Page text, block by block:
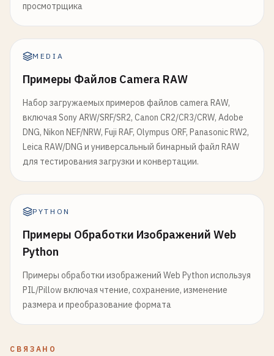
просмотрщика
MEDIA
Примеры Файлов Camera RAW
Набор загружаемых примеров файлов camera RAW,
включая Sony ARW/SRF/SR2, Canon CR2/CR3/CRW, Adobe
DNG, Nikon NEF/NRW, Fuji RAF, Olympus ORF, Panasonic RW2,
Leica RAW/DNG и универсальный бинарный файл RAW
для тестирования загрузки и конвертации.
PYTHON
Примеры Обработки Изображений Web
Python
Примеры обработки изображений Web Python используя
PIL/Pillow включая чтение, сохранение, изменение
размера и преобразование формата
СВЯЗАНО